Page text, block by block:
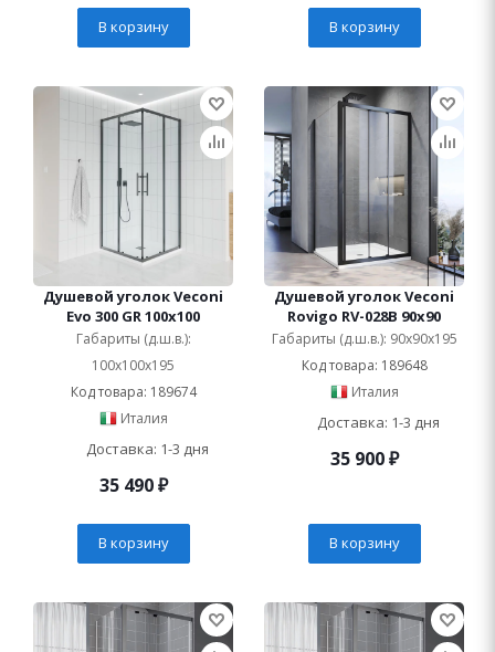
В корзину В корзину
Душевой уголок Veconi
Evo 300 GR 100x100
Габариты (д.ш.в.):
100x100x195
Код товара: 189674
Италия
Доставка: 1-3 дня
35 490₽
В корзину
Душевой уголок Veconi
Rovigo RV-028B 90x90
Габариты (д.ш.в.): 90x90x195
Код товара: 189648
Италия
Доставка: 1-3 дня
35 900₽
В корзину